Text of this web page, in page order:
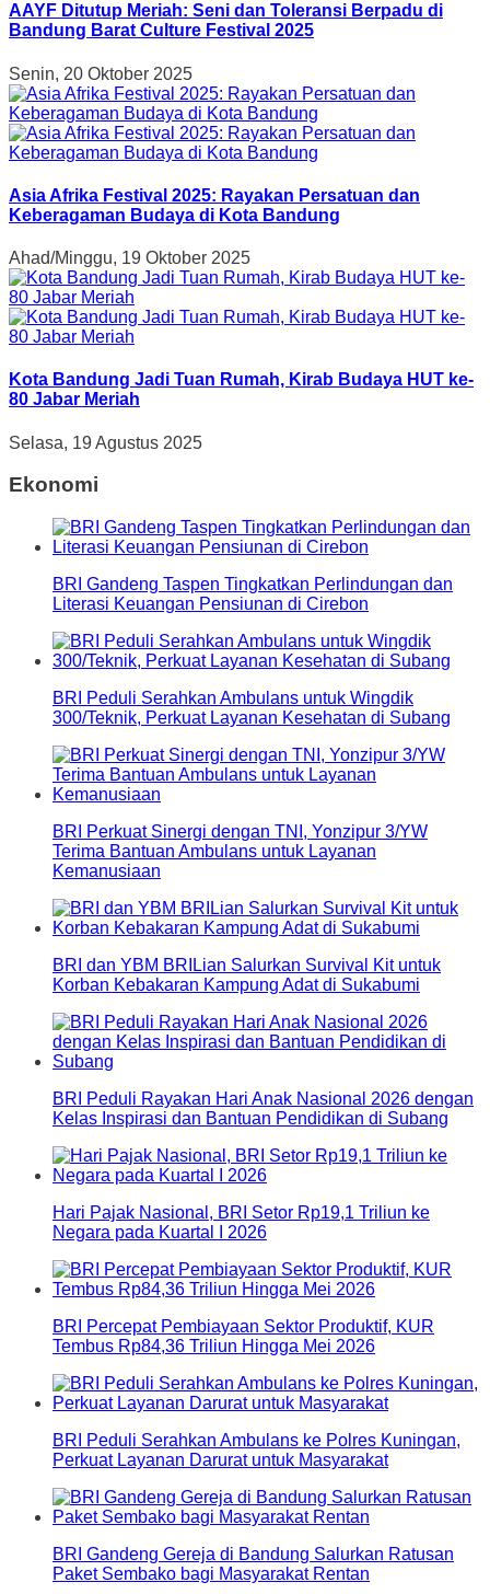
AAYF Ditutup Meriah: Seni dan Toleransi Berpadu di
Bandung Barat Culture Festival 2025
Senin, 20 Oktober 2025
Asia Afrika Festival 2025: Rayakan Persatuan dan
Keberagaman Budaya di Kota Bandung
Ahad/Minggu, 19 Oktober 2025
Kota Bandung Jadi Tuan Rumah, Kirab Budaya HUT ke-
80 Jabar Meriah
Selasa, 19 Agustus 2025
Ekonomi
BRI Gandeng Taspen Tingkatkan Perlindungan dan
Literasi Keuangan Pensiunan di Cirebon
BRI Peduli Serahkan Ambulans untuk Wingdik
300/Teknik, Perkuat Layanan Kesehatan di Subang
BRI Perkuat Sinergi dengan TNI, Yonzipur 3/YW
Terima Bantuan Ambulans untuk Layanan
Kemanusiaan
BRI dan YBM BRILian Salurkan Survival Kit untuk
Korban Kebakaran Kampung Adat di Sukabumi
BRI Peduli Rayakan Hari Anak Nasional 2026 dengan
Kelas Inspirasi dan Bantuan Pendidikan di Subang
Hari Pajak Nasional, BRI Setor Rp19,1 Triliun ke
Negara pada Kuartal I 2026
BRI Percepat Pembiayaan Sektor Produktif, KUR
Tembus Rp84,36 Triliun Hingga Mei 2026
BRI Peduli Serahkan Ambulans ke Polres Kuningan,
Perkuat Layanan Darurat untuk Masyarakat
BRI Gandeng Gereja di Bandung Salurkan Ratusan
Paket Sembako bagi Masyarakat Rentan